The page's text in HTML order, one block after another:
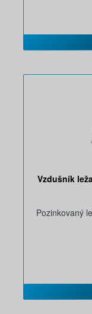
Vzdušník
Pozinkovaný